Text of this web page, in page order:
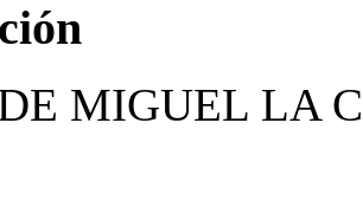
MIGUEL LA